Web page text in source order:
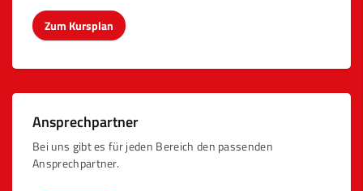
Zum Kursplan
Ansprechpartner
Bei uns gibt es für jeden Bereich den passenden
Ansprechpartner.